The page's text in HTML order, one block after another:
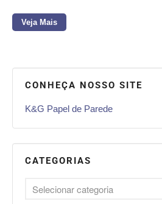
Veja Mais
CONHEÇA NOSSO SITE
K&G Papel de Parede
CATEGORIAS